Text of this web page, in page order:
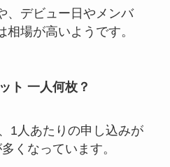
は？人気順も調査
海人の同期は？入所日やジャ
ズに入ったきっかけ・仲良し
、デビュー日やメンバ
相場が高いようです。
ト 一人何枚？
1人あたりの申し込みが
くなっています。